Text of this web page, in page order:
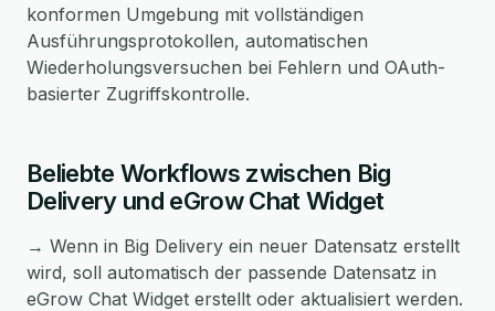
konformen Umgebung mit vollständigen
Ausführungsprotokollen, automatischen
Wiederholungsversuchen bei Fehlern und OAuth-
basierter Zugriffskontrolle.
Beliebte Workflows zwischen Big
Delivery und eGrow Chat Widget
→ Wenn in Big Delivery ein neuer Datensatz erstellt
wird, soll automatisch der passende Datensatz in
eGrow Chat Widget erstellt oder aktualisiert werden.